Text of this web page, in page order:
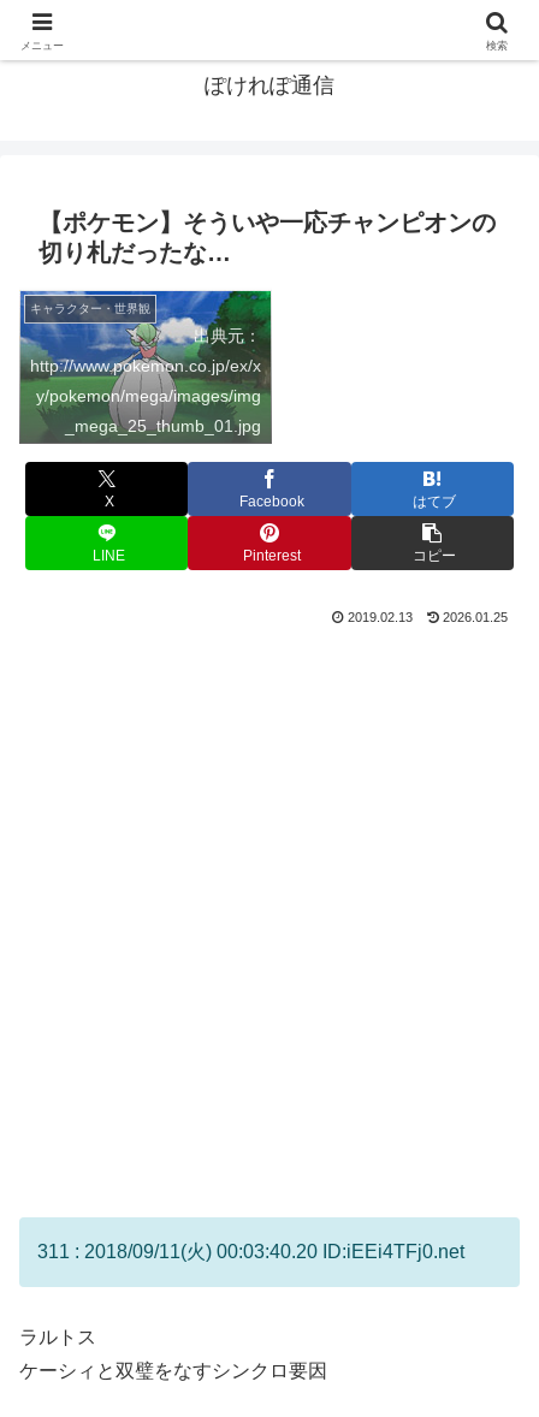
ぽけれぽ通信
【ポケモン】そういや一応チャンピオンの
切り札だったな…
キャラクター・世界観
出典元：
http://www.pokemon.co.jp/ex/x
y/pokemon/mega/images/img
_mega_25_thumb_01.jpg
X Facebook はてブ
LINE Pinterest コピー
2019.02.13 2026.01.25
311 : 2018/09/11(火) 00:03:40.20 ID:iEEi4TFj0.net
ラルトス
ケーシィと双璧をなすシンクロ要因
メニュー 検索